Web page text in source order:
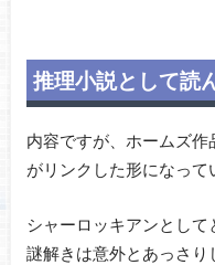
推理小説として読
内容ですが、ホームズ
がリンクした形になって
シャーロッキアンとし
謎解きは意外とあっさり